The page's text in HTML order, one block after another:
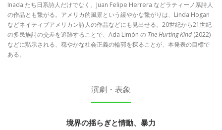
Inada たち日系詩人だけでなく、Juan Felipe Herrera などラティーノ系詩人
の作品とも繋がる。アメリカ的風景という緩やかな繋がりは、Linda Hogan
などネイティブアメリカン詩人の作品などにも見出せる。20世紀から21世紀
の多民族詩の交差を追跡することで、Ada Limón の The Hurting Kind(2022)
などに黙示される、穏やかな社会正義の輪郭を探ることが、本発表の目標で
ある。
演劇・表象
境界の揺らぎと情動、暴力